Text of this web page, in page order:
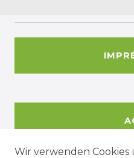
Wir verwenden Cookies